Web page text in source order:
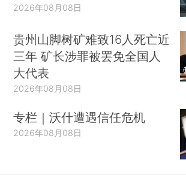
2026年08月08日
贵州山脚树矿难致16人死亡近
三年 矿长涉罪被罢免全国人
大代表
2026年08月08日
专栏｜沃什遭遇信任危机
2026年08月08日